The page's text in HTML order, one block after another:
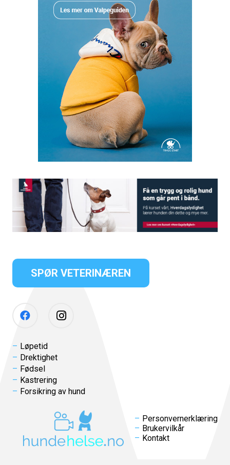
SPØR VETERINÆREN
Løpetid
Drektighet
Fødsel
Kastrering
Forsikring av hund
Personvernerklæring
Brukervilkår
Kontakt